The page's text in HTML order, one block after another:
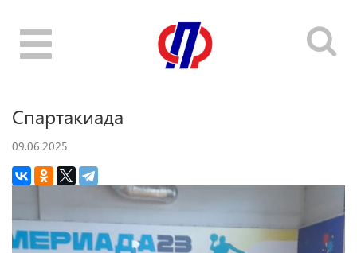
Toggle
navigation
Спартакиада
09.06.2025